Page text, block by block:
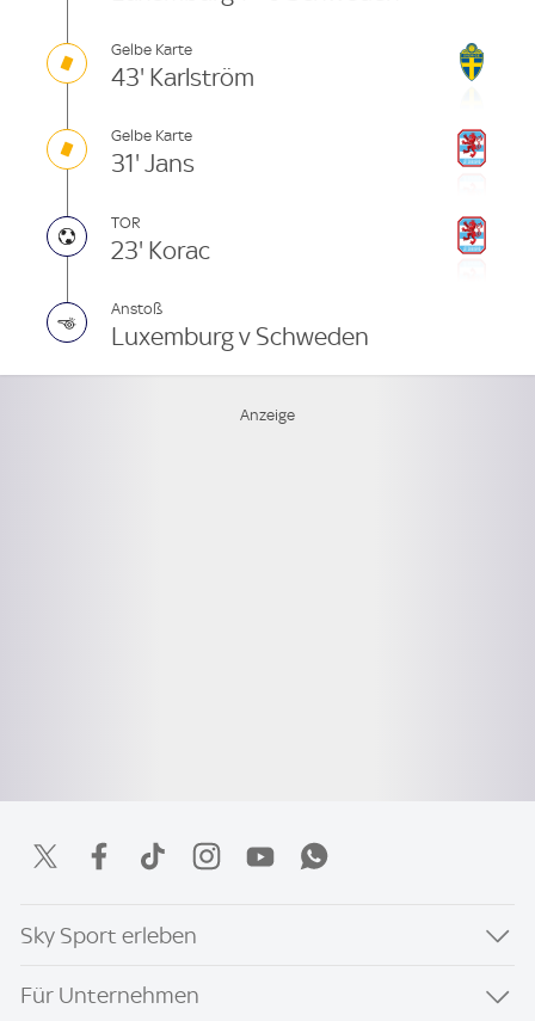
Gelbe Karte
43' Karlström
Gelbe Karte
31' Jans
TOR
23' Korac
Anstoß
Luxemburg v Schweden
Sky Sport erleben
Für Unternehmen